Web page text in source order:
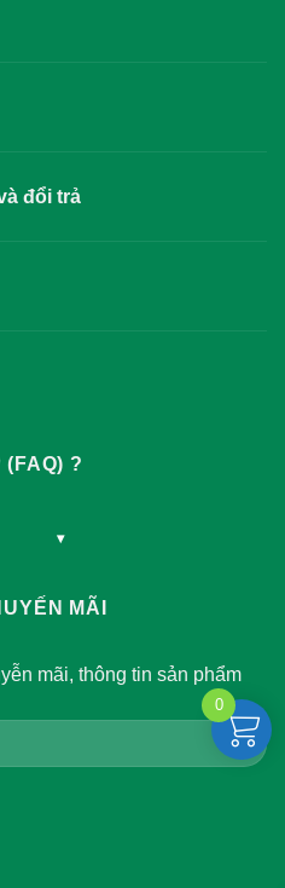
đổi trả
(FAQ) ?
▾
MÃI
mãi, thông tin sản phẩm
0